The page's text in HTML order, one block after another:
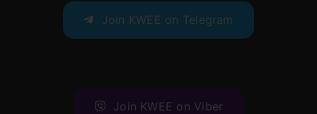
Join KWEE on Telegram
Join KWEE on Viber